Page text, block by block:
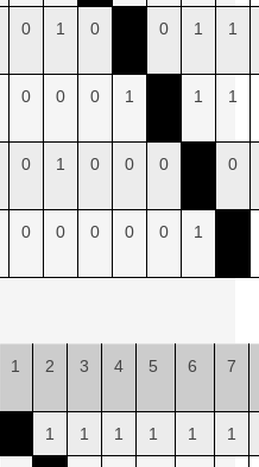
0 1 0 0 1 1
0 0 0 1 1 1
0 1 0 0 0 0
0 0 0 0 0 1
1 2 3 4 5 6 7
1 1 1 1 1 1